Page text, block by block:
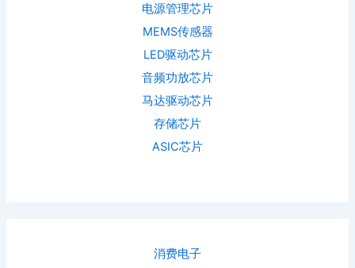
电源管理芯片
MEMS传感器
LED驱动芯片
音频功放芯片
马达驱动芯片
存储芯片
ASIC芯片
消费电子